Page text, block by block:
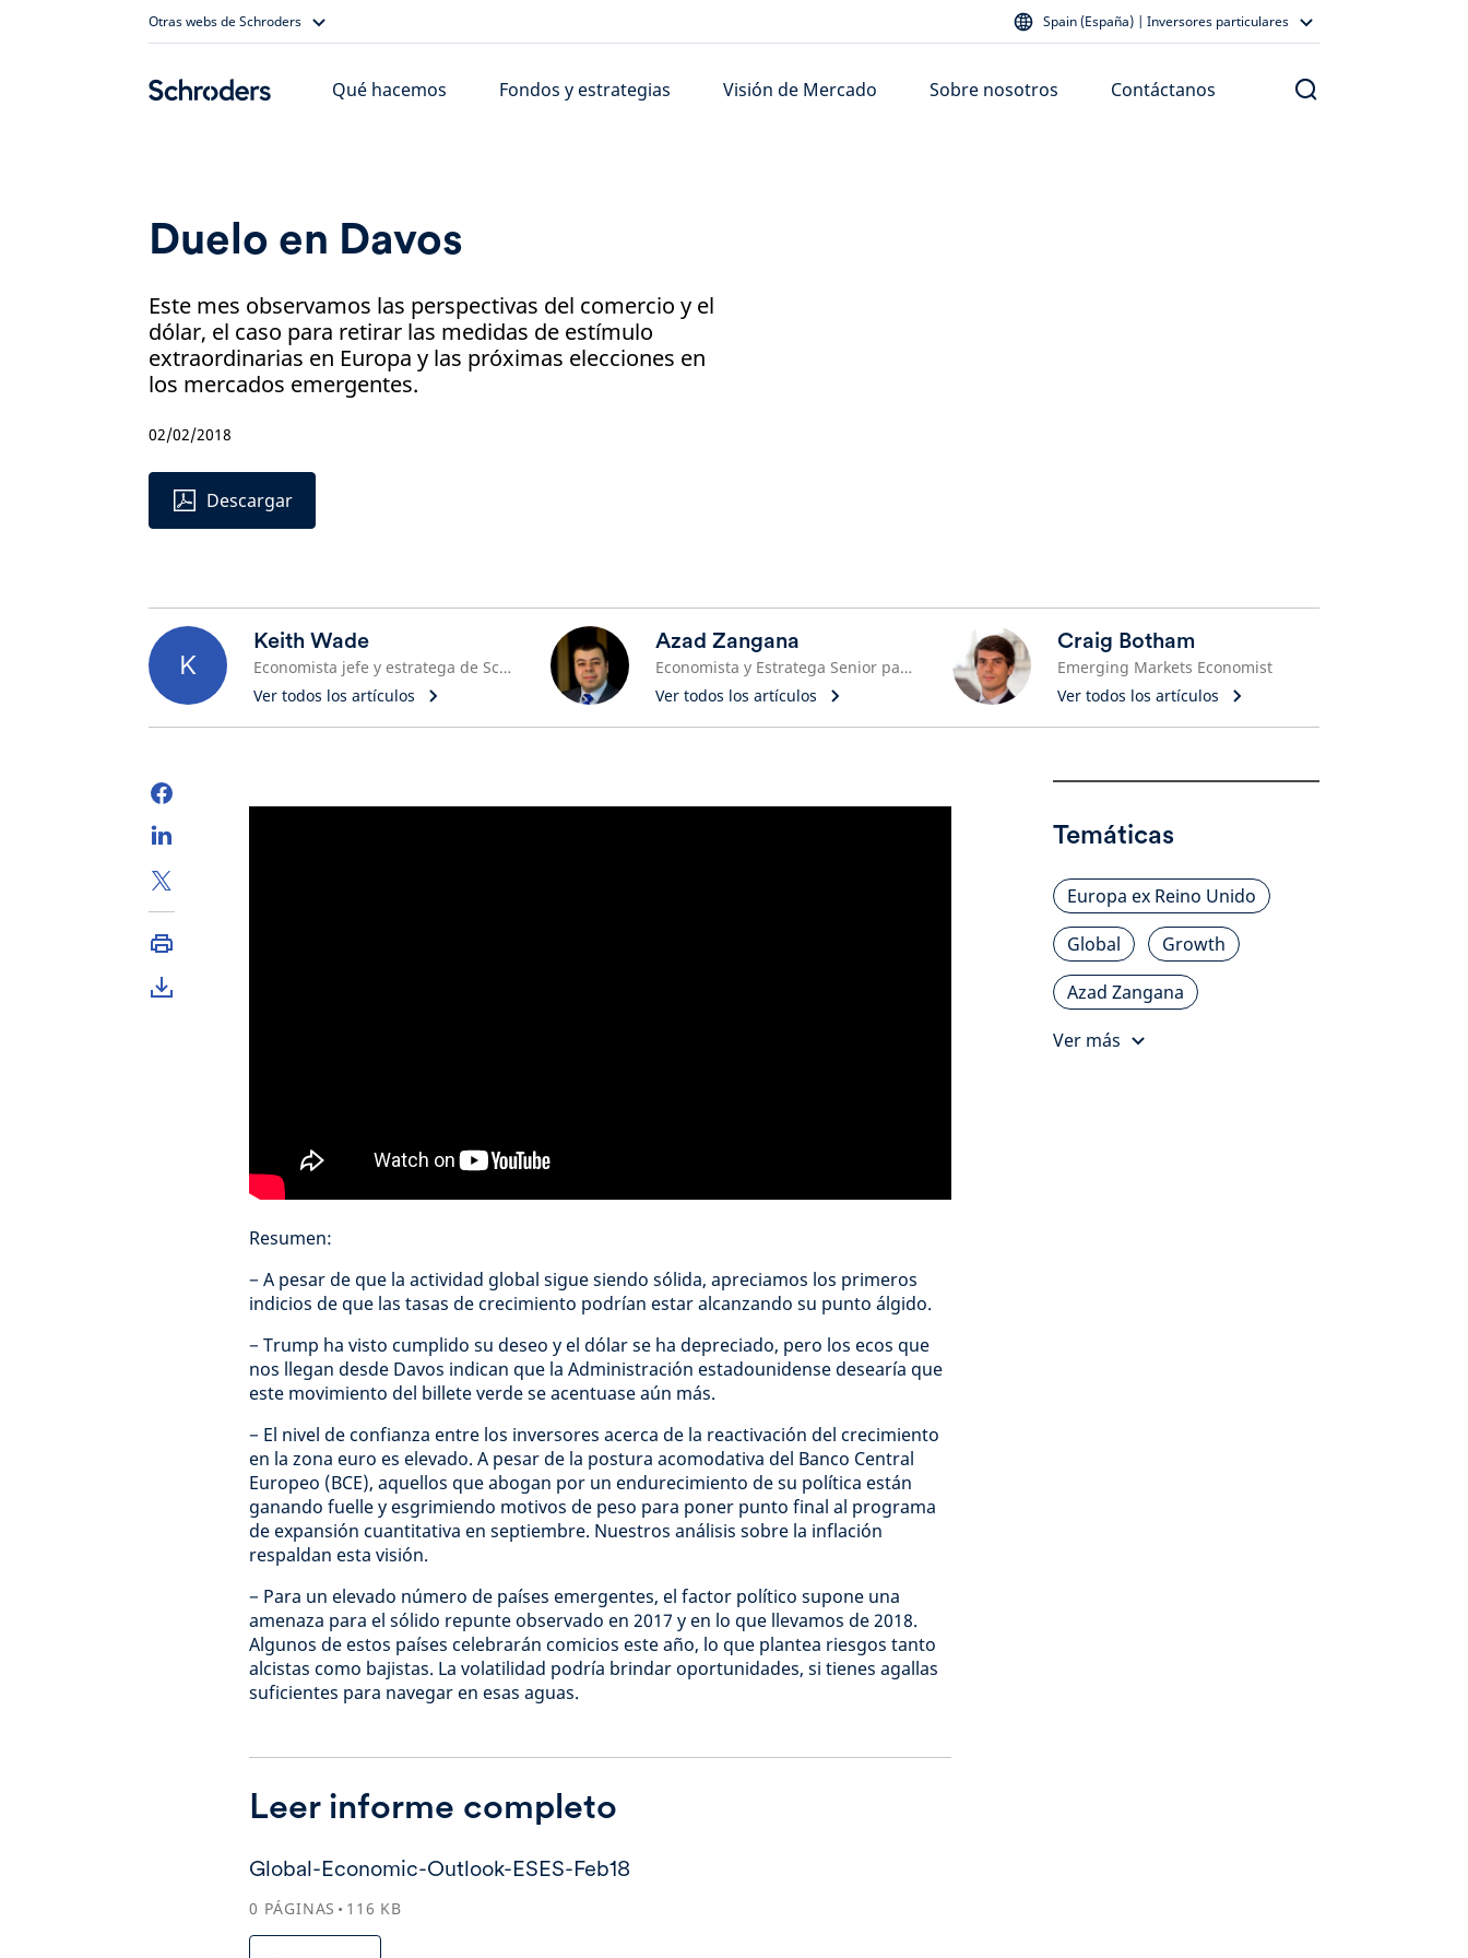
Otras webs de Schroders Spain (España) | Inversores particulares
Qué hacemos Fondos y estrategias Visión de Mercado Sobre nosotros Contáctanos
Duelo en Davos
Este mes observamos las perspectivas del comercio y el
dólar, el caso para retirar las medidas de estímulo
extraordinarias en Europa y las próximas elecciones en
los mercados emergentes.
02/02/2018
Descargar
K
Keith Wade
Economista jefe y estratega de Schroders
Ver todos los artículos
Azad Zangana
Economista y Estratega Senior para Europa
Ver todos los artículos
Craig Botham
Emerging Markets Economist
Ver todos los artículos
Resumen:
− A pesar de que la actividad global sigue siendo sólida, apreciamos los primeros
indicios de que las tasas de crecimiento podrían estar alcanzando su punto álgido.
− Trump ha visto cumplido su deseo y el dólar se ha depreciado, pero los ecos que
nos llegan desde Davos indican que la Administración estadounidense desearía que
este movimiento del billete verde se acentuase aún más.
− El nivel de confianza entre los inversores acerca de la reactivación del crecimiento
en la zona euro es elevado. A pesar de la postura acomodativa del Banco Central
Europeo (BCE), aquellos que abogan por un endurecimiento de su política están
ganando fuelle y esgrimiendo motivos de peso para poner punto final al programa
de expansión cuantitativa en septiembre. Nuestros análisis sobre la inflación
respaldan esta visión.
− Para un elevado número de países emergentes, el factor político supone una
amenaza para el sólido repunte observado en 2017 y en lo que llevamos de 2018.
Algunos de estos países celebrarán comicios este año, lo que plantea riesgos tanto
alcistas como bajistas. La volatilidad podría brindar oportunidades, si tienes agallas
suficientes para navegar en esas aguas.
Leer informe completo
Global-Economic-Outlook-ESES-Feb18
0 PÁGINAS 116 KB
Temáticas
Europa ex Reino Unido
Global
Growth
Azad Zangana
Ver más